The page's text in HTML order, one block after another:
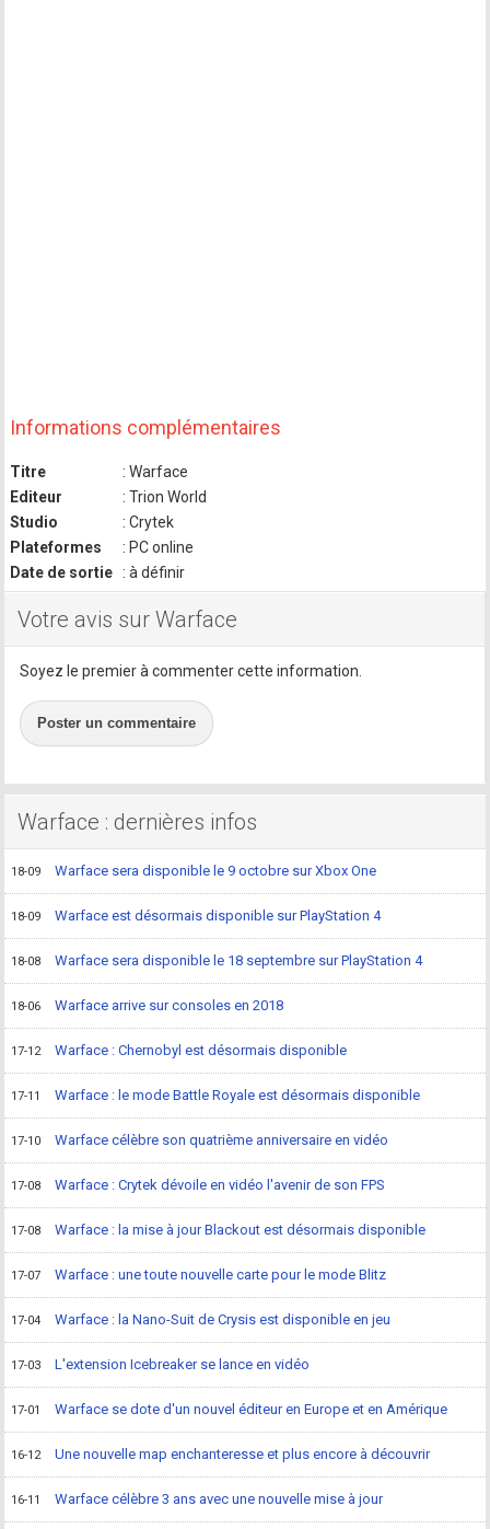
Informations complémentaires
Titre
: Warface
Editeur
: Trion World
Studio
: Crytek
Plateformes
: PC online
Date de sortie
: à définir
Votre avis sur Warface
Soyez le premier à commenter cette information.
Poster un commentaire
Warface : dernières infos
18-09 Warface sera disponible le 9 octobre sur Xbox One
18-09 Warface est désormais disponible sur PlayStation 4
18-08 Warface sera disponible le 18 septembre sur PlayStation 4
18-06 Warface arrive sur consoles en 2018
17-12 Warface : Chernobyl est désormais disponible
17-11 Warface : le mode Battle Royale est désormais disponible
17-10 Warface célèbre son quatrième anniversaire en vidéo
17-08 Warface : Crytek dévoile en vidéo l'avenir de son FPS
17-08 Warface : la mise à jour Blackout est désormais disponible
17-07 Warface : une toute nouvelle carte pour le mode Blitz
17-04 Warface : la Nano-Suit de Crysis est disponible en jeu
17-03 L'extension Icebreaker se lance en vidéo
17-01 Warface se dote d'un nouvel éditeur en Europe et en Amérique
16-12 Une nouvelle map enchanteresse et plus encore à découvrir
16-11 Warface célèbre 3 ans avec une nouvelle mise à jour